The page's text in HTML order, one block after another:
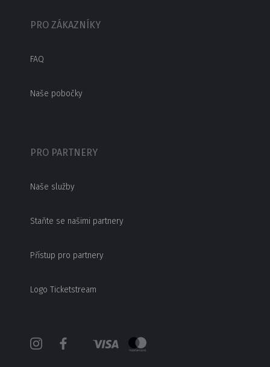
PRO ZÁKAZNÍKY
FAQ
Naše pobočky
PRO PARTNERY
Naše služby
Staňte se našimi partnery
Přístup pro partnery
Logo Ticketstream